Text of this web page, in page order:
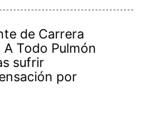
de Carrera
A Todo Pulmón
sufrir
por